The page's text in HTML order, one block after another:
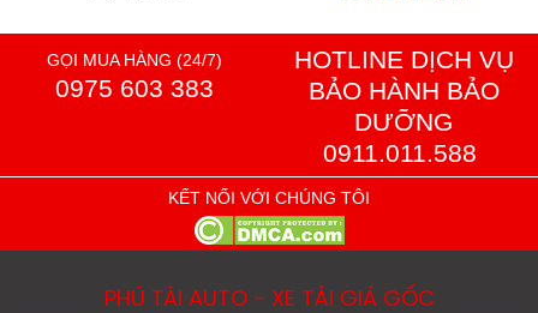
GỌI MUA HÀNG (24/7)
0975 603 383
HOTLINE DỊCH VỤ
BẢO HÀNH BẢO
DƯỠNG
0911.011.588
KẾT NỐI VỚI CHÚNG TÔI
PHÚ TÀI AUTO - XE TẢI GIÁ GỐC